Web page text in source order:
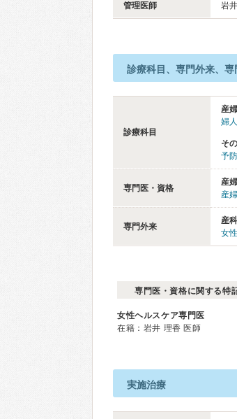
管理医師 岩
診療科目、専門外来、専
診療科目
産
婦
そ
予
専門医・資格
産
産
専門外来
産
女
専門医・資格に関する特
女性ヘルスケア専門医
在籍：岩井 理香 医師
実施治療